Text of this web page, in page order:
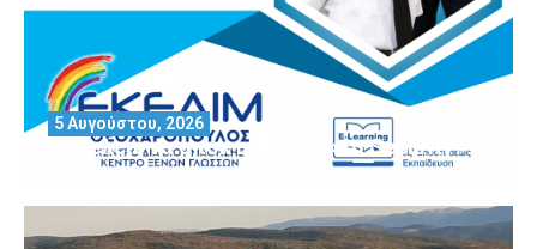
Θέλεις να αποκτήσεις άδεια Security?
5 Αυγούστου, 2026